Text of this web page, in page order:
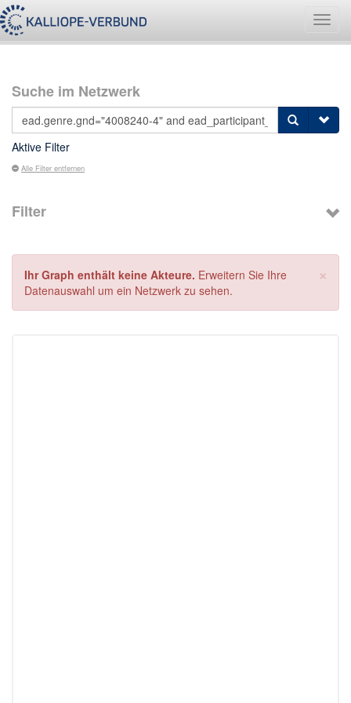
Suche im Netzwerk
Aktive Filter
Alle Filter entfernen
Filter
×
Ihr Graph enthält keine Akteure. Erweitern Sie Ihre
Datenauswahl um ein Netzwerk zu sehen.